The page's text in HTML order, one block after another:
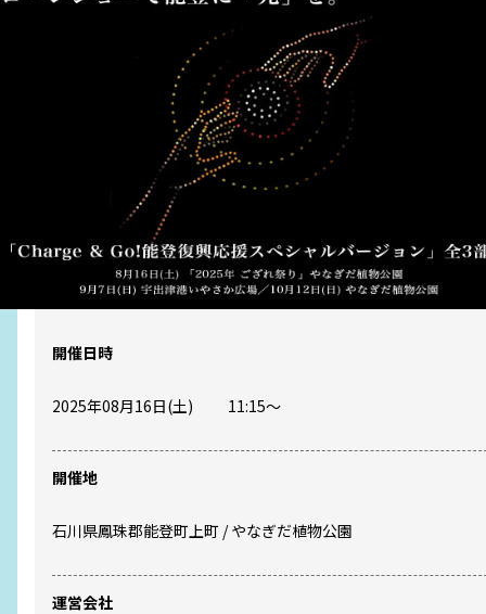
開催日時
2025年08月16日(土) 11:15〜
開催地
石川県鳳珠郡能登町上町 /やなぎだ植物公園
運営会社